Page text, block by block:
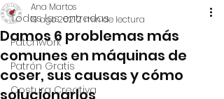
Todas las entradas
Patchwork
Patrón Gratis
Costura Creativa
Damos 6 problemas más
comunes en máquinas de
coser, sus causas y cómo
solucionarlos
Ana Martos
19 ago 20212 min de lectura